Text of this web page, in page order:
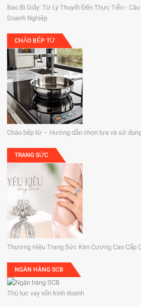
Bao Bì Giấy: Từ Lý Thuyết Đến Thực Tiễn -
Doanh Nghiệp
CHẢO BẾP TỪ
Chảo bếp từ – Hướng dẫn chọn lựa và sử
TRANG SỨC
Thương Hiệu Trang Sức Kim Cương Cao Cấp
NGÂN HÀNG SCB
Thủ tục vay vốn kinh doanh